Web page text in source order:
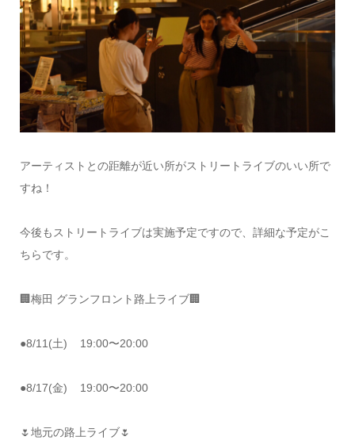
アーティストとの距離が近い所がストリートライブのいい所で
すね！
今後もストリートライブは実施予定ですので、詳細な予定がこ
ちらです。
🏢梅田 グランフロント路上ライブ🏢
●8/11(土) 19:00〜20:00
●8/17(金) 19:00〜20:00
🌷地元の路上ライブ🌷